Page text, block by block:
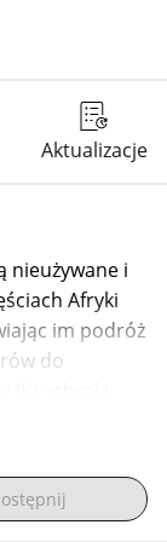
Aktualizacje
nieużywane i
Afryki
im podróż
do
z
rowerowy,